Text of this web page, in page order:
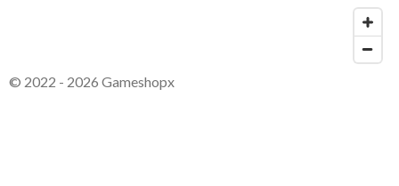
© 2022 - 2026 Gameshopx